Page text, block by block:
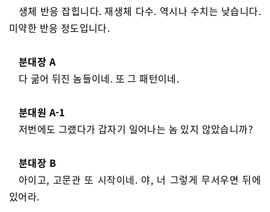
생체 반응 잡힙니다. 재생체 다수. 역시나 수치는 낮습니다.
미약한 반응 정도입니다.
분대장 A
다 굶어 뒤진 놈들이네. 또 그 패턴이네.
분대원 A-1
저번에도 그랬다가 갑자기 일어나는 놈 있지 않았습니까?
분대장 B
아이고, 고문관 또 시작이네. 야, 너 그렇게 무서우면 뒤에
있어라.